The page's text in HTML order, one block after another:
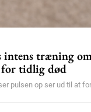
træning
tidlig død
pulsen op ser ud til at